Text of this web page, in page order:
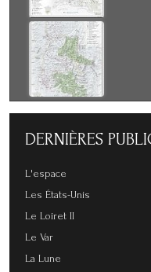
DERNIÈRES
L'espace
Les États-Unis
Le Loiret II
Le Var
La Lune